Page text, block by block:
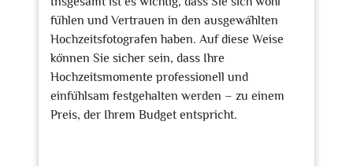
fühlen und Vertrauen in den ausgewählten
Hochzeitsfotografen haben. Auf diese Weise
können Sie sicher sein, dass Ihre
Hochzeitsmomente professionell und
einfühlsam festgehalten werden – zu einem
Preis, der Ihrem Budget entspricht.